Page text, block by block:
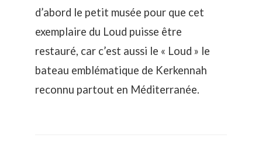
d’abord le petit musée pour que cet
exemplaire du Loud puisse être
restauré, car c’est aussi le « Loud » le
bateau emblématique de Kerkennah
reconnu partout en Méditerranée.